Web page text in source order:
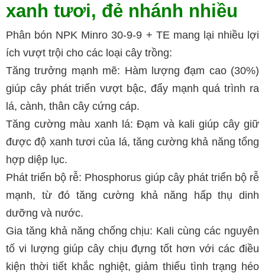
xanh tươi, đẻ nhánh nhiều
Phân bón NPK Minro 30-9-9 + TE mang lại nhiều lợi
ích vượt trội cho các loại cây trồng:
Tăng trưởng mạnh mẽ: Hàm lượng đạm cao (30%)
giúp cây phát triển vượt bậc, đẩy mạnh quá trình ra
lá, cành, thân cây cứng cáp.
Tăng cường màu xanh lá: Đạm và kali giúp cây giữ
được độ xanh tươi của lá, tăng cường khả năng tổng
hợp diệp lục.
Phát triển bộ rễ: Phosphorus giúp cây phát triển bộ rễ
mạnh, từ đó tăng cường khả năng hấp thụ dinh
dưỡng và nước.
Gia tăng khả năng chống chịu: Kali cùng các nguyên
tố vi lượng giúp cây chịu đựng tốt hơn với các điều
kiện thời tiết khắc nghiệt, giảm thiểu tình trạng héo